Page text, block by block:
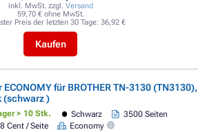
inkl. MwSt. zzgl. Versand
59,70 € ohne MwSt.
Preis der letzten 30 Tage: 36,92 €
Kaufen
ECONOMY für BROTHER TN-3130 (TN3130),
(schwarz )
> 10 Stk. Schwarz
3500 Seiten
Cent / Seite
Economy